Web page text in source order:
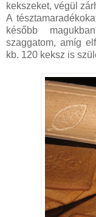
kekszeket, végül
A
később
szaggatom, amíg
kb. 120 keksz is